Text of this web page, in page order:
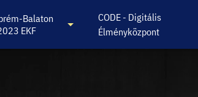
Balaton
EKF
CODE - Digitális
Élményközpont